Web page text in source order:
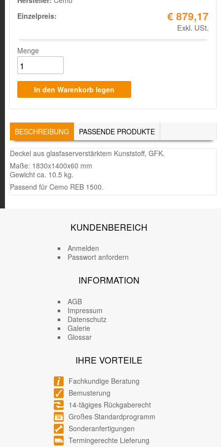
Einzelpreis:
€ 879,17
Exkl. USt.
Menge
TABS
BESCHREIBUNG (AKTIVER
REITER)
PASSENDE PRODUKTE
Deckel aus glasfaserverstärktem Kunststoff, GFK.
Maße: 1830x1400x60 mm
Gewicht ca. 10.5 kg.
Passend für Cemo REB 1500.
KUNDENBEREICH
Anmelden
Passwort anfordern
INFORMATION
AGB
Impressum
Datenschutz
Galerie
Glossar
IHRE VORTEILE
Fachkundige Beratung
Bemusterung
14-tägiges Rückgaberecht
Großes Standardprogramm
Sonderanfertigungen
Termingerechte Lieferung